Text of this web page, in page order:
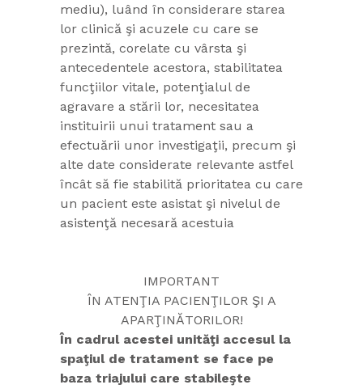
mediu), luând în considerare starea
lor clinică şi acuzele cu care se
prezintă, corelate cu vârsta şi
antecedentele acestora, stabilitatea
funcţiilor vitale, potenţialul de
agravare a stării lor, necesitatea
instituirii unui tratament sau a
efectuării unor investigaţii, precum şi
alte date considerate relevante astfel
încât să fie stabilită prioritatea cu care
un pacient este asistat şi nivelul de
asistenţă necesară acestuia
IMPORTANT
ÎN ATENŢIA PACIENŢILOR ŞI A
APARŢINĂTORILOR!
În cadrul acestei unităţi accesul la
spaţiul de tratament se face pe
baza triajului care stabileşte